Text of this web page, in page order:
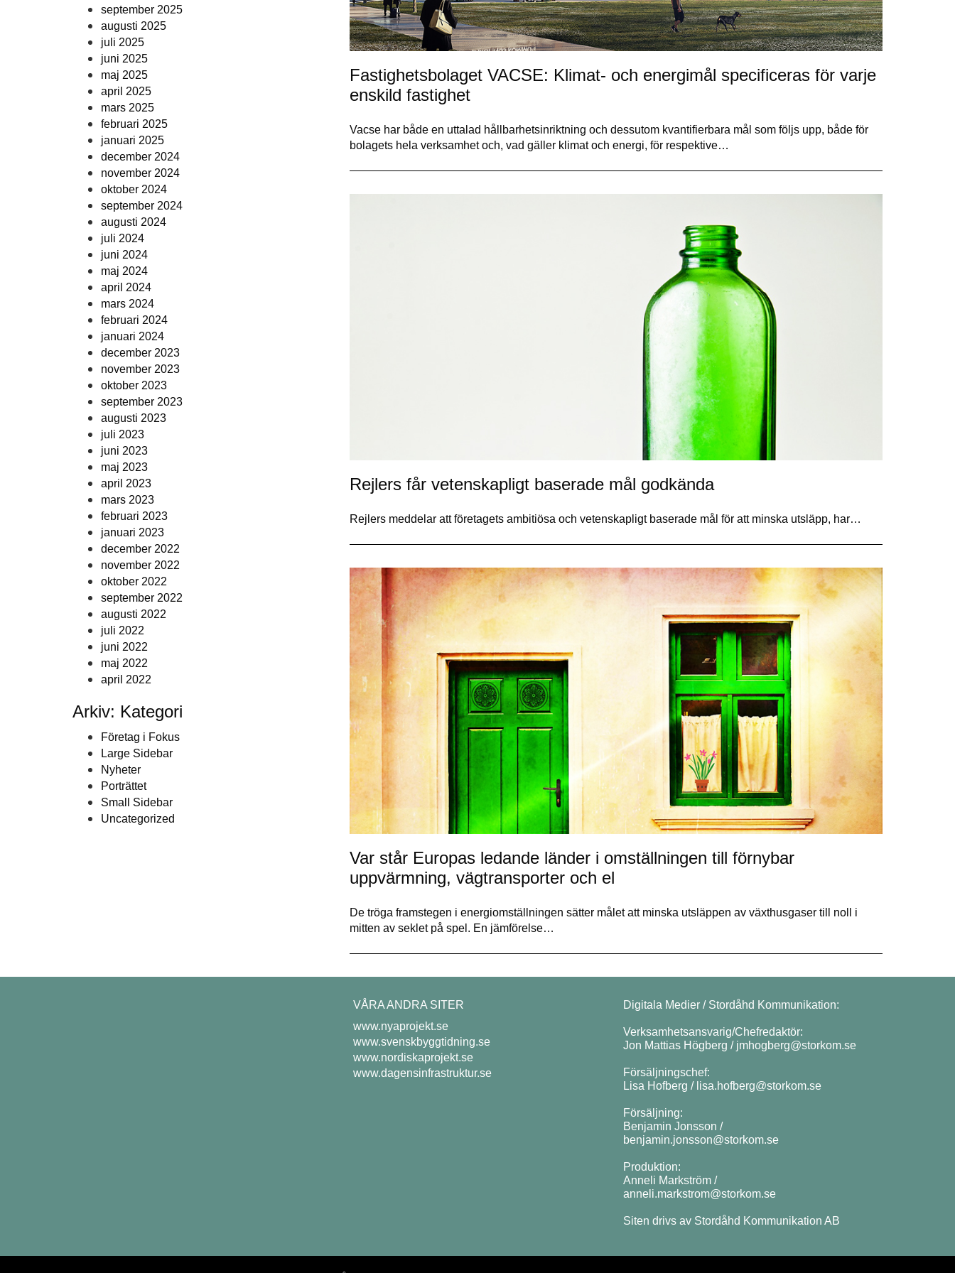
september 2025
augusti 2025
juli 2025
juni 2025
maj 2025
april 2025
mars 2025
februari 2025
januari 2025
december 2024
november 2024
oktober 2024
september 2024
augusti 2024
juli 2024
juni 2024
maj 2024
april 2024
mars 2024
februari 2024
januari 2024
december 2023
november 2023
oktober 2023
september 2023
augusti 2023
juli 2023
juni 2023
maj 2023
april 2023
mars 2023
februari 2023
januari 2023
december 2022
november 2022
oktober 2022
september 2022
augusti 2022
juli 2022
juni 2022
maj 2022
april 2022
Arkiv: Kategori
Företag i Fokus
Large Sidebar
Nyheter
Porträttet
Small Sidebar
Uncategorized
Fastighetsbolaget VACSE: Klimat- och energimål specificeras för varje
enskild fastighet
Vacse har både en uttalad hållbarhetsinriktning och dessutom kvantifierbara mål som följs upp, både för
bolagets hela verksamhet och, vad gäller klimat och energi, för respektive…
Rejlers får vetenskapligt baserade mål godkända
Rejlers meddelar att företagets ambitiösa och vetenskapligt baserade mål för att minska utsläpp, har…
Var står Europas ledande länder i omställningen till förnybar
uppvärmning, vägtransporter och el
De tröga framstegen i energiomställningen sätter målet att minska utsläppen av växthusgaser till noll i
mitten av seklet på spel. En jämförelse…
VÅRA ANDRA SITER
www.nyaprojekt.se
www.svenskbyggtidning.se
www.nordiskaprojekt.se
www.dagensinfrastruktur.se
Digitala Medier / Stordåhd Kommunikation:
Verksamhetsansvarig/Chefredaktör:
Jon Mattias Högberg / jmhogberg@storkom.se
Försäljningschef:
Lisa Hofberg / lisa.hofberg@storkom.se
Försäljning:
Benjamin Jonsson /
benjamin.jonsson@storkom.se
Produktion:
Anneli Markström /
anneli.markstrom@storkom.se
Siten drivs av Stordåhd Kommunikation AB